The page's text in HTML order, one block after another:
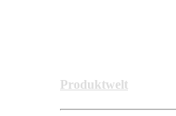
Produktwelt